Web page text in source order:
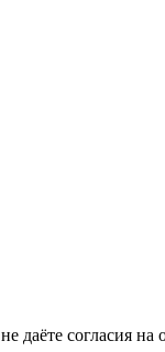
даёте согласия